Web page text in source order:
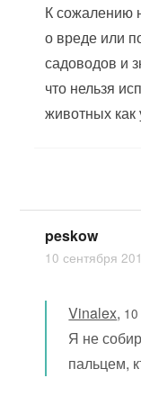
К сожалению
о вреде или
садоводов и
что нельзя
животных как
peskow
10 сентября
Vinalex,
Я не
пальцем,